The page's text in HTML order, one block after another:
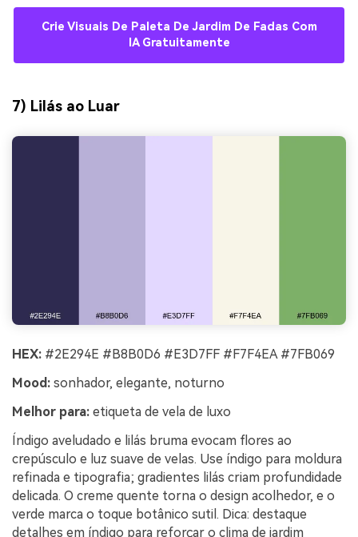
Crie Visuais De Paleta De Jardim De Fadas Com
IA Gratuitamente
7) Lilás ao Luar
HEX: #2E294E #B8B0D6 #E3D7FF #F7F4EA #7FB069
Mood: sonhador, elegante, noturno
Melhor para: etiqueta de vela de luxo
Índigo aveludado e lilás bruma evocam flores ao
crepúsculo e luz suave de velas. Use índigo para moldura
refinada e tipografia; gradientes lilás criam profundidade
delicada. O creme quente torna o design acolhedor, e o
verde marca o toque botânico sutil. Dica: destaque
detalhes em índigo para reforçar o clima de jardim